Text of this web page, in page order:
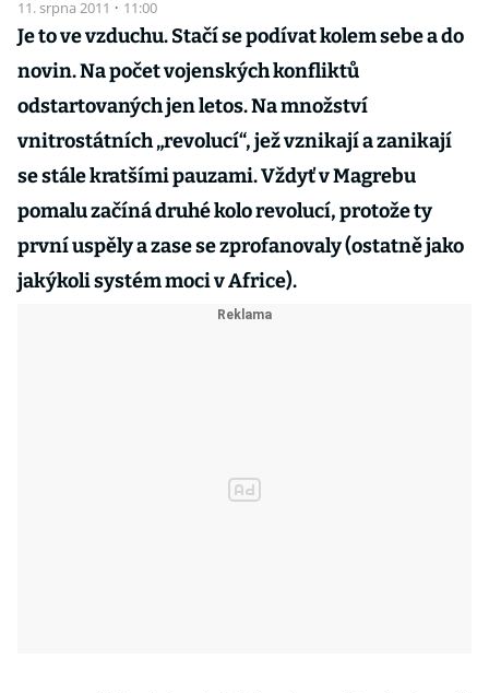
11. srpna 2011 · 11:00
Je to ve vzduchu. Stačí se podívat kolem sebe a do
novin. Na počet vojenských konfliktů
odstartovaných jen letos. Na množství
vnitrostátních „revolucí“, jež vznikají a zanikají
se stále kratšími pauzami. Vždyť v Magrebu
pomalu začíná druhé kolo revolucí, protože ty
první uspěly a zase se zprofanovaly (ostatně jako
jakýkoli systém moci v Africe).